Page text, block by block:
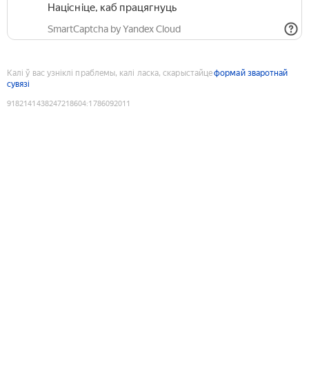
Націсніце, каб працягнуць
SmartCaptcha by Yandex Cloud
Калі ў вас узніклі праблемы, калі ласка, скарыстайцеформай зваротнай
сувязі
9182141438247218604:1786092011